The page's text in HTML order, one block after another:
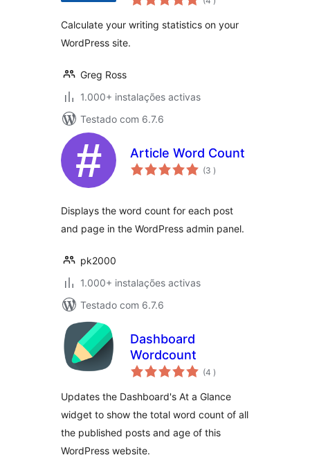
Calculate your writing statistics on your
WordPress site.
Greg Ross
1.000+ instalações activas
Testado com 6.7.6
Article Word Count
(3 classificações
)
Displays the word count for each post
and page in the WordPress admin panel.
pk2000
1.000+ instalações activas
Testado com 6.7.6
Dashboard
Wordcount
(4 classificações
)
Updates the Dashboard's At a Glance
widget to show the total word count of all
the published posts and age of this
WordPress website.